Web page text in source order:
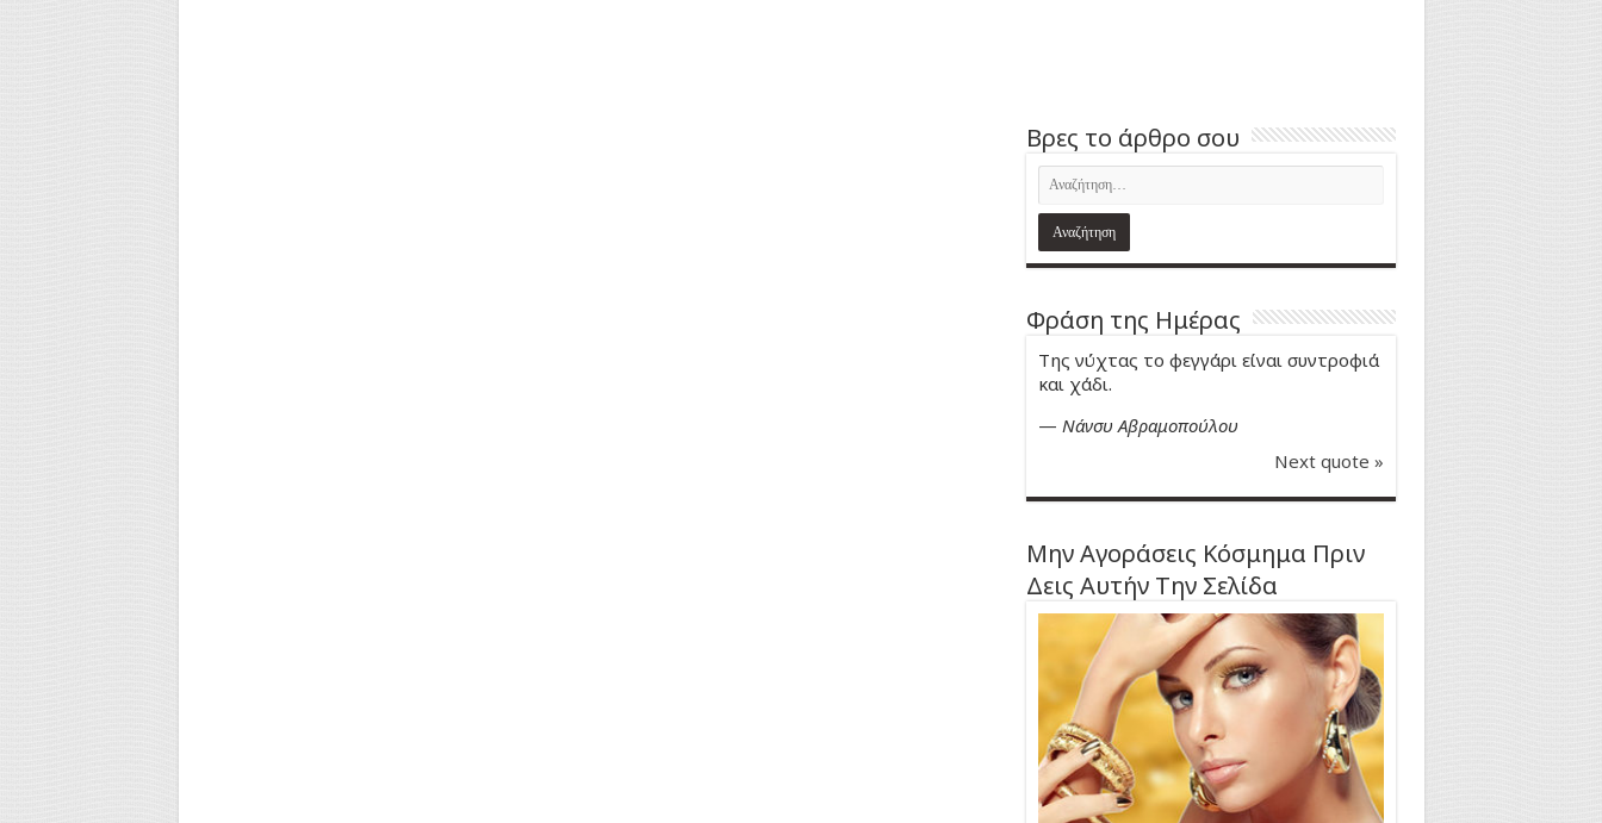
Βρες το άρθρο σου
Φράση της Ημέρας
Της νύχτας το φεγγάρι είναι συντροφιά
και χάδι.
— Νάνσυ Αβραμοπούλου
Next quote »
Μην Αγοράσεις Κόσμημα Πριν
Δεις Αυτήν Την Σελίδα